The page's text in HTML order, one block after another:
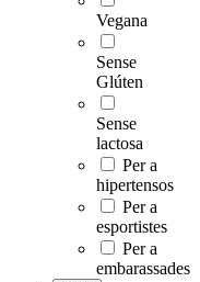
Vegana
Sense
Glúten
Sense
lactosa
Per a
hipertensos
Per a
esportistes
Per a
embarassades